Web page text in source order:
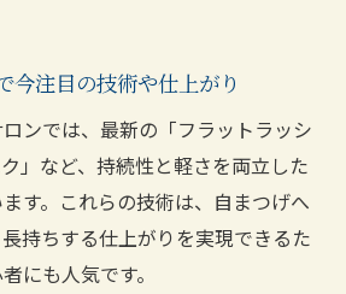
今注目の技術や仕上がり
ンでは、最新の「フラットラッシ
」など、持続性と軽さを両立した
す。これらの技術は、自まつげへ
持ちする仕上がりを実現できるた
にも人気です。